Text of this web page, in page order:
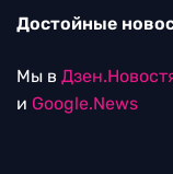
Достойные
Мы в
и Google.News